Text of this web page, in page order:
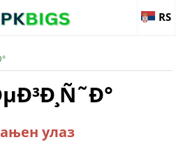
RS
улаз